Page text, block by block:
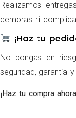
Realizamos
demoras ni
¡Haz tu
No pongas en
seguridad, garantía
¡Haz tu compra